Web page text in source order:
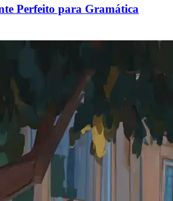
Perfeito para Gramática